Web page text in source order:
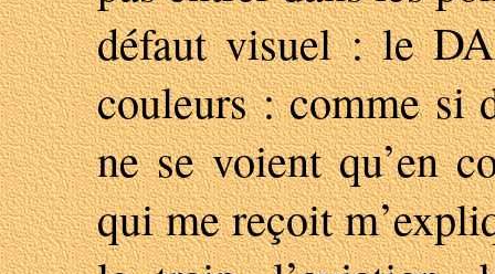
défaut visuel : le
couleurs : comme si
ne se voient qu’en
qui me reçoit